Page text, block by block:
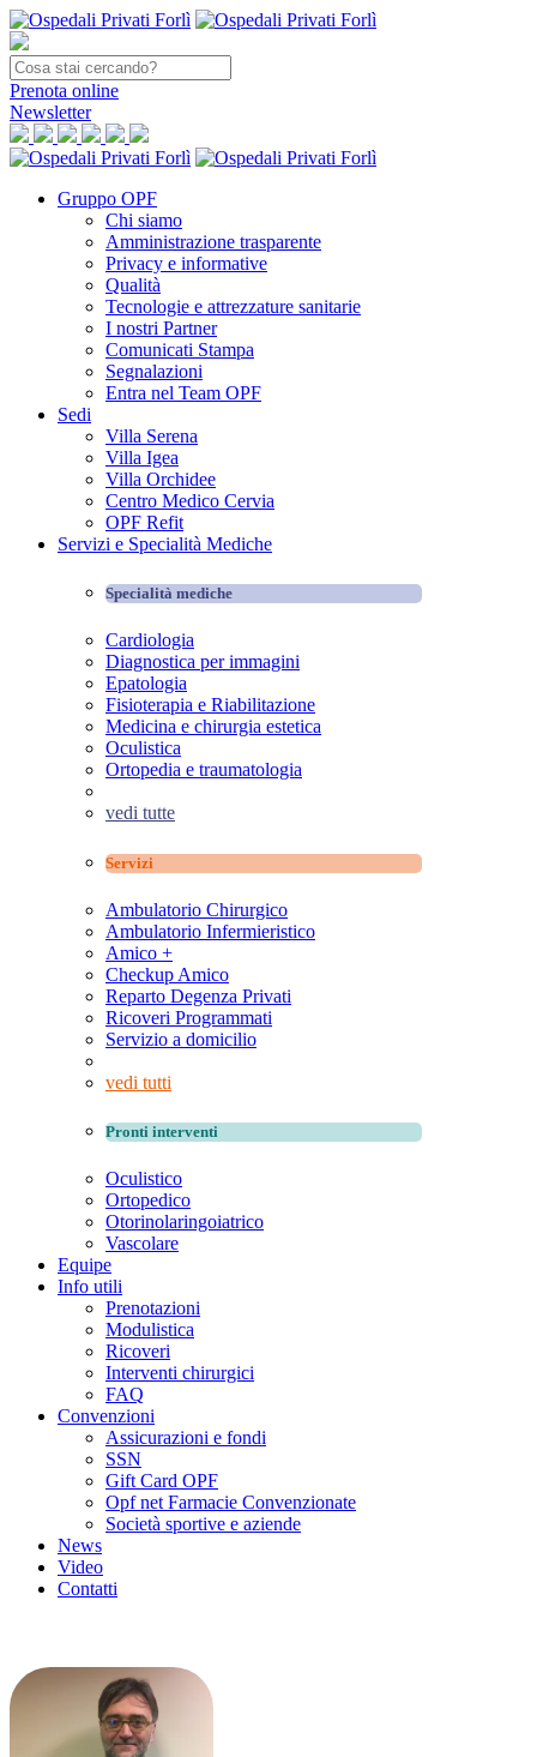
Prenota online
Newsletter
Gruppo OPF
Chi siamo
Amministrazione trasparente
Privacy e informative
Qualità
Tecnologie e attrezzature sanitarie
I nostri Partner
Comunicati Stampa
Segnalazioni
Entra nel Team OPF
Sedi
Villa Serena
Villa Igea
Villa Orchidee
Centro Medico Cervia
OPF Refit
Servizi e Specialità Mediche
Specialità mediche
Cardiologia
Diagnostica per immagini
Epatologia
Fisioterapia e Riabilitazione
Medicina e chirurgia estetica
Oculistica
Ortopedia e traumatologia
vedi tutte
Servizi
Ambulatorio Chirurgico
Ambulatorio Infermieristico
Amico +
Checkup Amico
Reparto Degenza Privati
Ricoveri Programmati
Servizio a domicilio
vedi tutti
Pronti interventi
Oculistico
Ortopedico
Otorinolaringoiatrico
Vascolare
Equipe
Info utili
Prenotazioni
Modulistica
Ricoveri
Interventi chirurgici
FAQ
Convenzioni
Assicurazioni e fondi
SSN
Gift Card OPF
Opf net Farmacie Convenzionate
Società sportive e aziende
News
Video
Contatti